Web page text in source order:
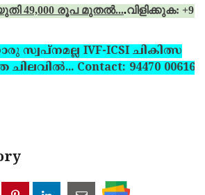
49,000 രൂപ മുതല്‍....വിളിക്കുക: +91
സ്വപ്‌നമല്ല IVF-ICSI ചികിത്സ
Contact: 94470 00616,